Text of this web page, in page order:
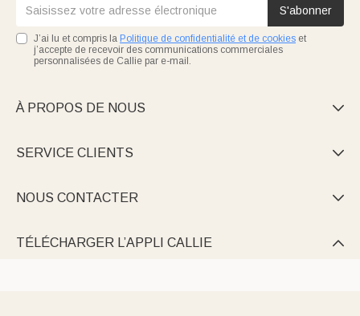
S'abonner
J’ai lu et compris la Politique de confidentialité et de cookies et
j’accepte de recevoir des communications commerciales
personnalisées de Callie par e-mail.
À PROPOS DE NOUS 
SERVICE CLIENTS 
NOUS CONTACTER 
TÉLÉCHARGER L’APPLI CALLIE 